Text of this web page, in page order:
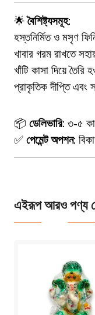
🌟বৈশিষ্ট্যসমূহ:
হস্তনির্মিত ও মসৃণ
খাবার গরম রাখতে
খাঁটি কাসা দিয়ে তৈরি
প্রাকৃতিক দীপ্তি এবং
📦 ডেলিভারি: ৩-৫
✅ পেমেন্ট অপশন:
এইরূপ আরও পণ্য